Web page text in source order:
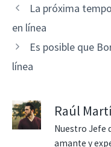
La próxima
en línea
Es posible que
línea
Raúl
Nuestro Jefe
amante y